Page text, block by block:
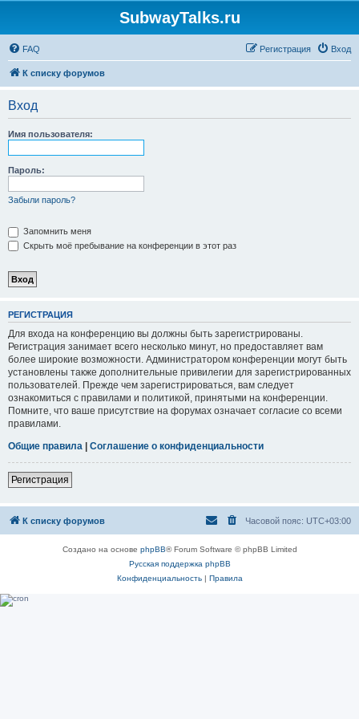
SubwayTalks.ru
FAQ Вход
Регистрация
К списку форумов
Вход
Имя пользователя:
Пароль:
Забыли пароль?
Запомнить меня
Скрыть моё пребывание на конференции в этот раз
РЕГИСТРАЦИЯ
Для входа на конференцию вы должны быть зарегистрированы.
Регистрация занимает всего несколько минут, но предоставляет вам
более широкие возможности. Администратором конференции могут быть
установлены также дополнительные привилегии для зарегистрированных
пользователей. Прежде чем зарегистрироваться, вам следует
ознакомиться с правилами и политикой, принятыми на конференции.
Помните, что ваше присутствие на форумах означает согласие со всеми
правилами.
Общие правила | Соглашение о конфиденциальности
Регистрация
К списку форумов Часовой пояс: UTC+03:00
Создано на основе phpBB® Forum Software © phpBB Limited
Русская поддержка phpBB
Конфиденциальность| Правила